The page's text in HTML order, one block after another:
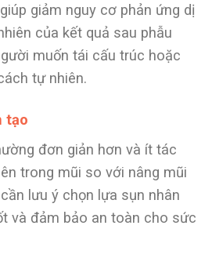
giảm nguy cơ phản ứng dị
của kết quả sau phẫu
muốn tái cấu trúc hoặc
tự nhiên.
tạo
đơn giản hơn và ít tác
trong mũi so với nâng mũi
lưu ý chọn lựa sụn nhân
và đảm bảo an toàn cho sức